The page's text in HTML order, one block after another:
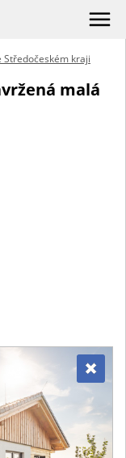
Středočeském kraji
malá